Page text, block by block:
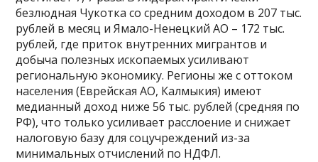
безлюдная Чукотка со средним доходом в 207 тыс.
рублей в месяц и Ямало-Ненецкий АО – 172 тыс.
рублей, где приток внутренних мигрантов и
добыча полезных ископаемых усиливают
региональную экономику. Регионы же с оттоком
населения (Еврейская АО, Калмыкия) имеют
медианный доход ниже 56 тыс. рублей (средняя по
РФ), что только усиливает расслоение и снижает
налоговую базу для соцучреждений из-за
минимальных отчислений по НДФЛ.